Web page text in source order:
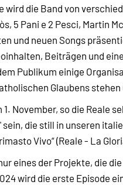
wird die Band von
5 Pani e 2 Pesci, Martin
und neuen Songs
Beiträgen und
Publikum einige
Glaubens
1. November, so die Reale
sein, die still in unseren
Vivo“ (Reale - La
eines der Projekte, die
wird die erste Episode